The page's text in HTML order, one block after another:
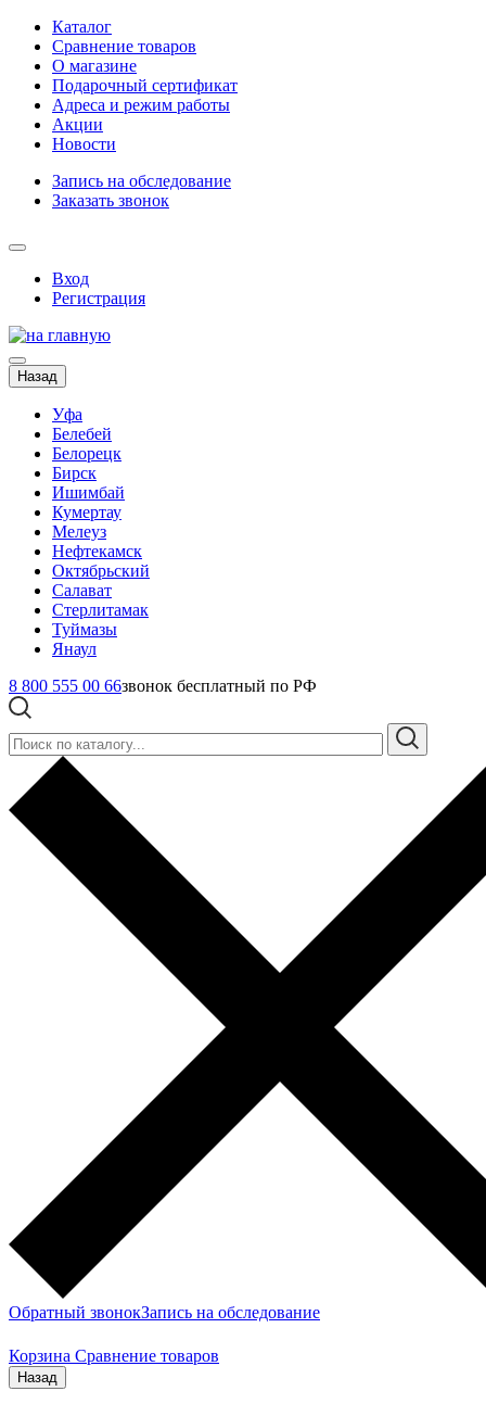
Каталог
Сравнение товаров
О магазине
Подарочный сертификат
Адреса и режим работы
Акции
Новости
Запись на обследование
Заказать звонок
Вход
Регистрация
Назад
Уфа
Белебей
Белорецк
Бирск
Ишимбай
Кумертау
Мелеуз
Нефтекамск
Октябрьский
Салават
Стерлитамак
Туймазы
Янаул
8 800 555 00 66звонок бесплатный по РФ
Обратный звонокЗапись на обследование
Корзина Сравнение товаров
Назад